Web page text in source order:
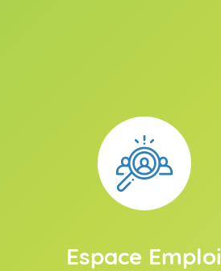
Espace Emploi